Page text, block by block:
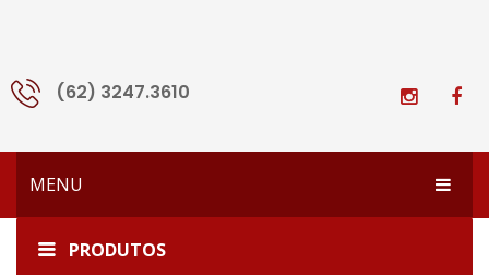
(62) 3247.3610
MENU
HOMEPRODUTOS
Home SUP-627